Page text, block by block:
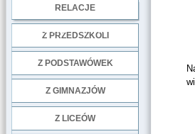
RELACJE
Z PRZEDSZKOLI
Z PODSTAWÓWEK
Z GIMNAZJÓW
Z LICEÓW